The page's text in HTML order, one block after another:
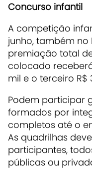
Concurso infantil
A competição
junho, também no
premiação total
colocado
mil e o terceiro R$
Podem participar
formados por
completos até o
As quadrilhas
participantes,
públicas ou